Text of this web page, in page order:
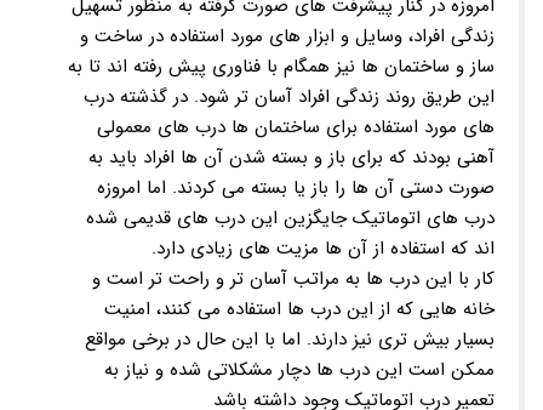
زندگی افراد، وسایل و ابزار های مورد استفاده در ساخت و
ساز و ساختمان ها نیز همگام با فناوری پیش رفته اند تا به
این طریق روند زندگی افراد آسان تر شود. در گذشته درب
های مورد استفاده برای ساختمان ها درب های معمولی
آهنی بودند که برای باز و بسته شدن آن ها افراد باید به
صورت دستی آن ها را باز یا بسته می کردند. اما امروزه
درب های اتوماتیک جایگزین این درب های قدیمی شده
اند که استفاده از آن ها مزیت های زیادی دارد.
کار با این درب ها به مراتب آسان تر و راحت تر است و
خانه هایی که از این درب ها استفاده می کنند، امنیت
بسیار بیش تری نیز دارند. اما با این حال در برخی مواقع
ممکن است این درب ها دچار مشکلاتی شده و نیاز به
تعمیر درب اتوماتیک وجود داشته باشد